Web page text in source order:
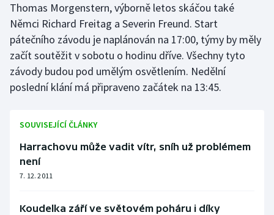
Thomas Morgenstern, výborně letos skáčou také
Němci Richard Freitag a Severin Freund. Start
pátečního závodu je naplánován na 17:00, týmy by měly
začít soutěžit v sobotu o hodinu dříve. Všechny tyto
závody budou pod umělým osvětlením. Nedělní
poslední klání má připraveno začátek na 13:45.
SOUVISEJÍCÍ ČLÁNKY
Harrachovu může vadit vítr, sníh už problémem
není
7. 12. 2011
Koudelka září ve světovém poháru i díky